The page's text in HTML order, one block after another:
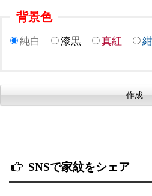
背景色
純白 漆黒 真紅
SNSで家紋をシェア